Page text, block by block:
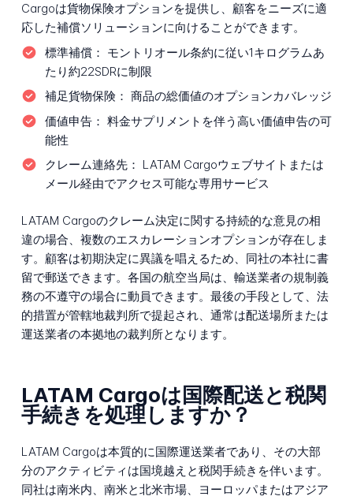
Cargoは貨物保険オプションを提供し、顧客をニーズに適
応した補償ソリューションに向けることができます。
標準補償： モントリオール条約に従い1キログラムあ
たり約22SDRに制限
補足貨物保険： 商品の総価値のオプションカバレッジ
価値申告： 料金サプリメントを伴う高い価値申告の可
能性
クレーム連絡先： LATAM Cargoウェブサイトまたは
メール経由でアクセス可能な専用サービス
LATAM Cargoのクレーム決定に関する持続的な意見の相
違の場合、複数のエスカレーションオプションが存在しま
す。顧客は初期決定に異議を唱えるため、同社の本社に書
留で郵送できます。各国の航空当局は、輸送業者の規制義
務の不遵守の場合に動員できます。最後の手段として、法
的措置が管轄地裁判所で提起され、通常は配送場所または
運送業者の本拠地の裁判所となります。
LATAM Cargoは国際配送と税関
手続きを処理しますか？
LATAM Cargoは本質的に国際運送業者であり、その大部
分のアクティビティは国境越えと税関手続きを伴います。
同社は南米内、南米と北米市場、ヨーロッパまたはアジア